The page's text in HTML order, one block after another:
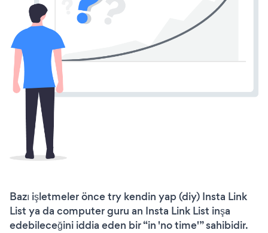
Bazı işletmeler önce try kendin yap (diy) Insta Link
List ya da computer guru an Insta Link List inşa
edebileceğini iddia eden bir “in 'no time'” sahibidir.